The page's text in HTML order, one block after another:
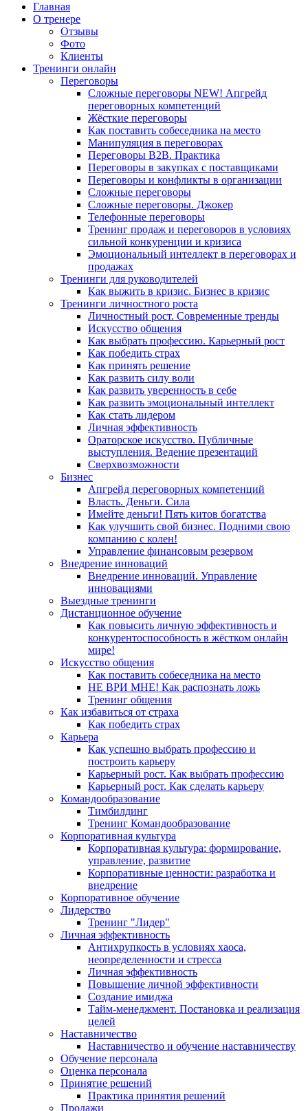
Главная
О тренере
Отзывы
Фото
Клиенты
Тренинги онлайн
Переговоры
Сложные переговоры NEW! Апгрейд
переговорных компетенций
Жёсткие переговоры
Как поставить собеседника на место
Манипуляция в переговорах
Переговоры B2B. Практика
Переговоры в закупках с поставщиками
Переговоры и конфликты в организации
Сложные переговоры
Сложные переговоры. Джокер
Телефонные переговоры
Тренинг продаж и переговоров в условиях
сильной конкуренции и кризиса
Эмоциональный интеллект в переговорах и
продажах
Тренинги для руководителей
Как выжить в кризис. Бизнес в кризис
Тренинги личностного роста
Личностный рост. Современные тренды
Искусство общения
Как выбрать профессию. Карьерный рост
Как победить страх
Как принять решение
Как развить силу воли
Как развить уверенность в себе
Как развить эмоциональный интеллект
Как стать лидером
Личная эффективность
Ораторское искусство. Публичные
выступления. Ведение презентаций
Сверхвозможности
Бизнес
Апгрейд переговорных компетенций
Власть. Деньги. Сила
Имейте деньги! Пять китов богатства
Как улучшить свой бизнес. Подними свою
компанию с колен!
Управление финансовым резервом
Внедрение инноваций
Внедрение инноваций. Управление
инновациями
Выездные тренинги
Дистанционное обучение
Как повысить личную эффективность и
конкурентоспособность в жёстком онлайн
мире!
Искусство общения
Как поставить собеседника на место
НЕ ВРИ МНЕ! Как распознать ложь
Тренинг общения
Как избавиться от страха
Как победить страх
Карьера
Как успешно выбрать профессию и
построить карьеру
Карьерный рост. Как выбрать профессию
Карьерный рост. Как сделать карьеру
Командообразование
Тимбилдинг
Тренинг Командообразование
Корпоративная культура
Корпоративная культура: формирование,
управление, развитие
Корпоративные ценности: разработка и
внедрение
Корпоративное обучение
Лидерство
Тренинг "Лидер"
Личная эффективность
Антихрупкость в условиях хаоса,
неопределенности и стресса
Личная эффективность
Повышение личной эффективности
Создание имиджа
Тайм-менеджмент. Постановка и реализация
целей
Наставничество
Наставничество и обучение наставничеству
Обучение персонала
Оценка персонала
Принятие решений
Практика принятия решений
Продажи